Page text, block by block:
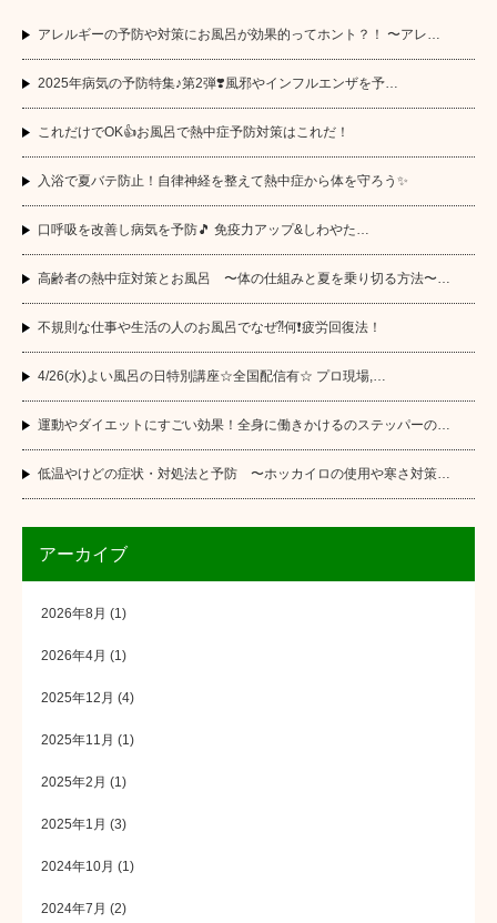
アレルギーの予防や対策にお風呂が効果的ってホント？！ 〜アレ…
2025年病気の予防特集♪第2弾❣️風邪やインフルエンザを予…
これだけでOK👍お風呂で熱中症予防対策はこれだ！
入浴で夏バテ防止！自律神経を整えて熱中症から体を守ろう✨
口呼吸を改善し病気を予防🎵 免疫力アップ&しわやた…
高齢者の熱中症対策とお風呂 〜体の仕組みと夏を乗り切る方法〜…
不規則な仕事や生活の人のお風呂でなぜ⁈何❗️疲労回復法！
4/26(水)よい風呂の日特別講座☆全国配信有☆ プロ現場,…
運動やダイエットにすごい効果！全身に働きかけるのステッパーの…
低温やけどの症状・対処法と予防 〜ホッカイロの使用や寒さ対策…
アーカイブ
2026年8月 (1)
2026年4月 (1)
2025年12月 (4)
2025年11月 (1)
2025年2月 (1)
2025年1月 (3)
2024年10月 (1)
2024年7月 (2)